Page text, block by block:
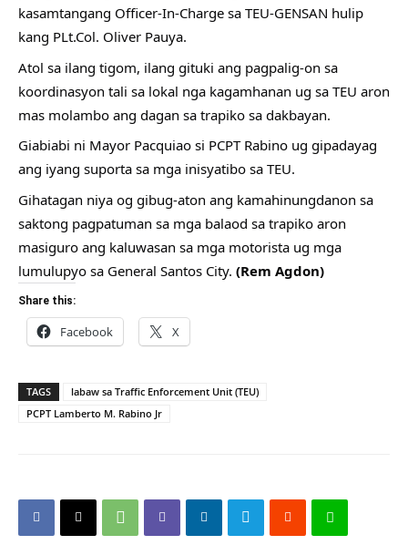
kasamtangang Officer-In-Charge sa TEU-GENSAN hulip
kang PLt.Col. Oliver Pauya.
Atol sa ilang tigom, ilang gituki ang pagpalig-on sa
koordinasyon tali sa lokal nga kagamhanan ug sa TEU aron
mas molambo ang dagan sa trapiko sa dakbayan.
Giabiabi ni Mayor Pacquiao si PCPT Rabino ug gipadayag
ang iyang suporta sa mga inisyatibo sa TEU.
Gihatagan niya og gibug-aton ang kamahinungdanon sa
saktong pagpatuman sa mga balaod sa trapiko aron
masiguro ang kaluwasan sa mga motorista ug mga
lumulupyo sa General Santos City. (Rem Agdon)
Share this:
Facebook X
TAGS
labaw sa Traffic Enforcement Unit (TEU)
PCPT Lamberto M. Rabino Jr